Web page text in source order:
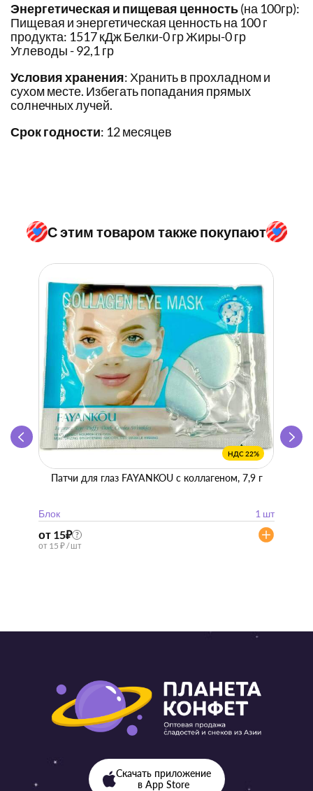
Энергетическая и пищевая ценность(на 100гр):
Пищевая и энергетическая ценность на 100 г
продукта: 1517 кДж Белки-0 гр Жиры-0 гр
Углеводы - 92,1 гр
Условия хранения: Хранить в прохладном и
сухом месте. Избегать попадания прямых
солнечных лучей.
Срок годности: 12 месяцев
С этим товаром также покупают
НДС 22%
Патчи для глаз FAYANKOU с коллагеном, 7,9 г
Блок 1 шт
от 15₽ ?
от 15 ₽ / шт
Скачать приложение
в App Store